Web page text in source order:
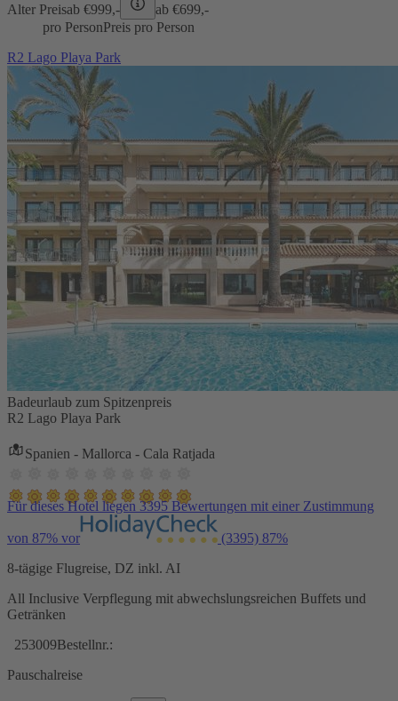
Alter Preisab €999,- ab €699,-
pro PersonPreis pro Person
R2 Lago Playa Park
Badeurlaub zum Spitzenpreis
R2 Lago Playa Park
Spanien - Mallorca - Cala Ratjada
Für dieses Hotel liegen 3395 Bewertungen mit einer Zustimmung
von 87% vor (3395) 87%
8-tägige Flugreise, DZ inkl. AI
All Inclusive Verpflegung mit abwechslungsreichen Buffets und
Getränken
253009Bestellnr.:
Pauschalreise